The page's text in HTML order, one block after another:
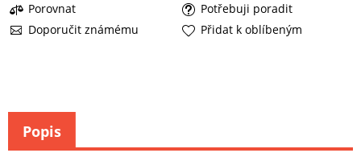
Porovnat
Potřebuji poradit
Doporučit známému
Přidat k oblíbeným
Popis